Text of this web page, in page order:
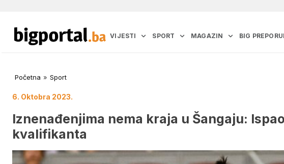
VIJESTI SPORT MAGAZIN BIG
Početna » Sport
6. Oktobra 2023.
Iznenađenjima nema kraja u Šangaju:
kvalifikanta